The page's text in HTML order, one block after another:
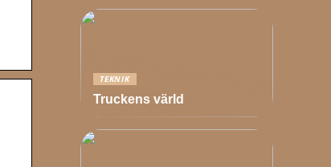
TEKNIK
Truckens värld